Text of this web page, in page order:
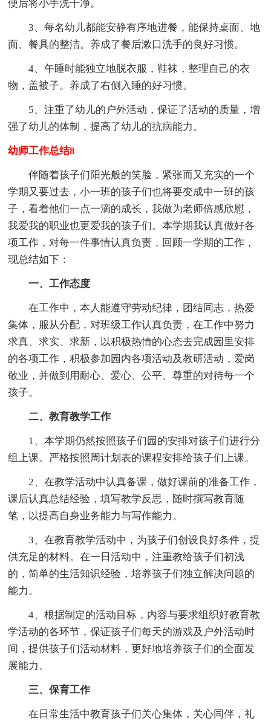
便后将小手洗干净。
3、每名幼儿都能安静有序地进餐，能保持桌面、地
面、餐具的整洁。养成了餐后漱口洗手的良好习惯。
4、午睡时能独立地脱衣服，鞋袜，整理自己的衣
物，盖被子。养成了右侧入睡的好习惯。
5、注重了幼儿的户外活动，保证了活动的质量，增
强了幼儿的体制，提高了幼儿的抗病能力。
幼师工作总结8
伴随着孩子们阳光般的笑脸，紧张而又充实的一个
学期又要过去，小一班的孩子们也将要变成中一班的孩
子，看着他们一点一滴的成长，我做为老师倍感欣慰，
我爱我的职业也更爱我的孩子们。本学期我认真做好各
项工作，对每一件事情认真负责，回顾一学期的工作，
现总结如下：
一、工作态度
在工作中，本人能遵守劳动纪律，团结同志，热爱
集体，服从分配，对班级工作认真负责，在工作中努力
求真、求实、求新，以积极热情的心态去完成园里安排
的各项工作，积极参加园内各项活动及教研活动，爱岗
敬业，并做到用耐心、爱心、公平、尊重的对待每一个
孩子。
二、教育教学工作
1、本学期仍然按照孩子们园的安排对孩子们进行分
组上课。严格按照周计划表的课程安排给孩子们上课。
2、在教学活动中认真备课，做好课前的准备工作，
课后认真总结经验，填写教学反思，随时撰写教育随
笔，以提高自身业务能力与写作能力。
3、在教育教学活动中，为孩子们创设良好条件，提
供充足的材料。在一日活动中，注重教给孩子们初浅
的，简单的生活知识经验，培养孩子们独立解决问题的
能力。
4、根据制定的活动目标，内容与要求组织好教育教
学活动的各环节，保证孩子们每天的游戏及户外活动时
间，提供孩子们活动材料，更好地培养孩子们的全面发
展能力。
三、保育工作
在日常生活中教育孩子们关心集体，关心同伴，礼